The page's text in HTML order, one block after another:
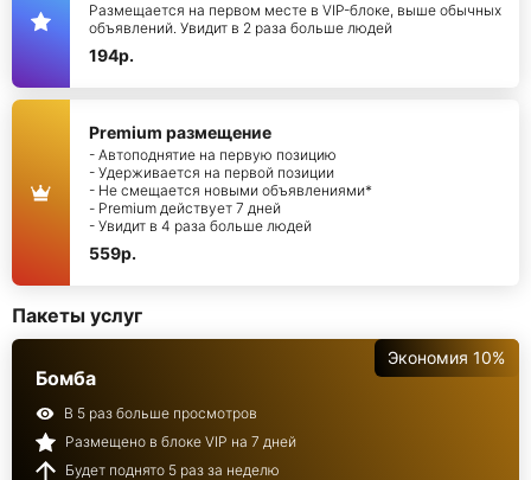
Размещается на первом месте в VIP-блоке, выше обычных
объявлений. Увидит в 2 раза больше людей
194р.
Premium размещение
- Автоподнятие на первую позицию
- Удерживается на первой позиции
- Не смещается новыми объявлениями*
- Premium действует 7 дней
- Увидит в 4 раза больше людей
559р.
Пакеты услуг
Экономия 10%
Бомба
В 5 раз больше просмотров
Размещено в блоке VIP на 7 дней
Будет поднято 5 раз за неделю